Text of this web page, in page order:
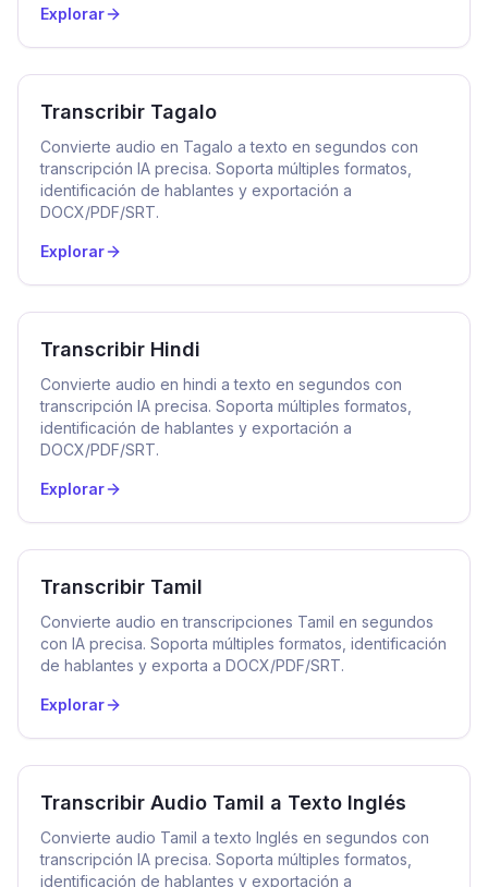
Explorar
Transcribir Tagalo
Convierte audio en Tagalo a texto en segundos con
transcripción IA precisa. Soporta múltiples formatos,
identificación de hablantes y exportación a
DOCX/PDF/SRT.
Explorar
Transcribir Hindi
Convierte audio en hindi a texto en segundos con
transcripción IA precisa. Soporta múltiples formatos,
identificación de hablantes y exportación a
DOCX/PDF/SRT.
Explorar
Transcribir Tamil
Convierte audio en transcripciones Tamil en segundos
con IA precisa. Soporta múltiples formatos, identificación
de hablantes y exporta a DOCX/PDF/SRT.
Explorar
Transcribir Audio Tamil a Texto Inglés
Convierte audio Tamil a texto Inglés en segundos con
transcripción IA precisa. Soporta múltiples formatos,
identificación de hablantes y exportación a